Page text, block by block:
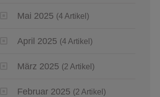
Mai 2025 (4 Artikel)
April 2025 (4 Artikel)
März 2025 (2 Artikel)
Februar 2025 (2 Artikel)